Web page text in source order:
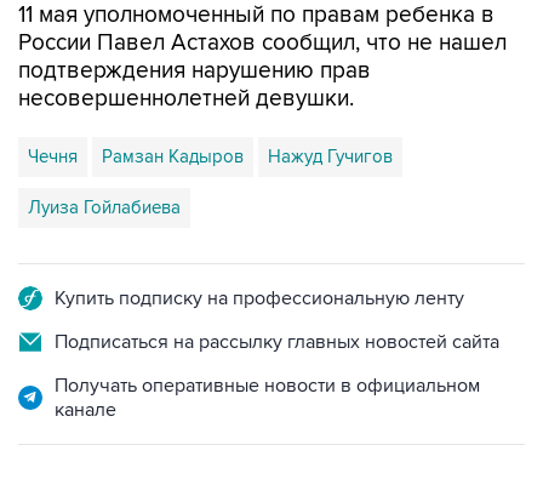
11 мая уполномоченный по правам ребенка в
России Павел Астахов сообщил, что не нашел
подтверждения нарушению прав
несовершеннолетней девушки.
Чечня Рамзан Кадыров Нажуд Гучигов
Луиза Гойлабиева
Купить подписку на профессиональную ленту
Подписаться на рассылку главных новостей сайта
Получать оперативные новости в официальном
канале